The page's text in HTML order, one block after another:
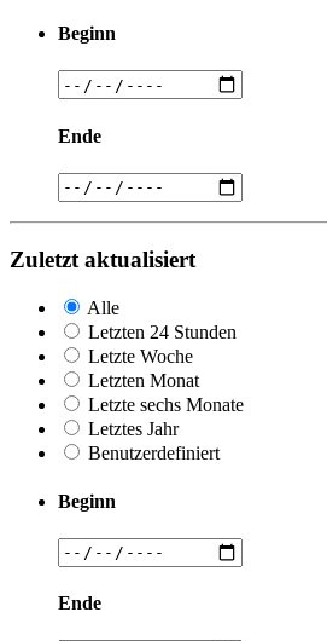
Beginn
Ende
Zuletzt aktualisiert
Alle
Letzten 24 Stunden
Letzte Woche
Letzten Monat
Letzte sechs Monate
Letztes Jahr
Benutzerdefiniert
Beginn
Ende